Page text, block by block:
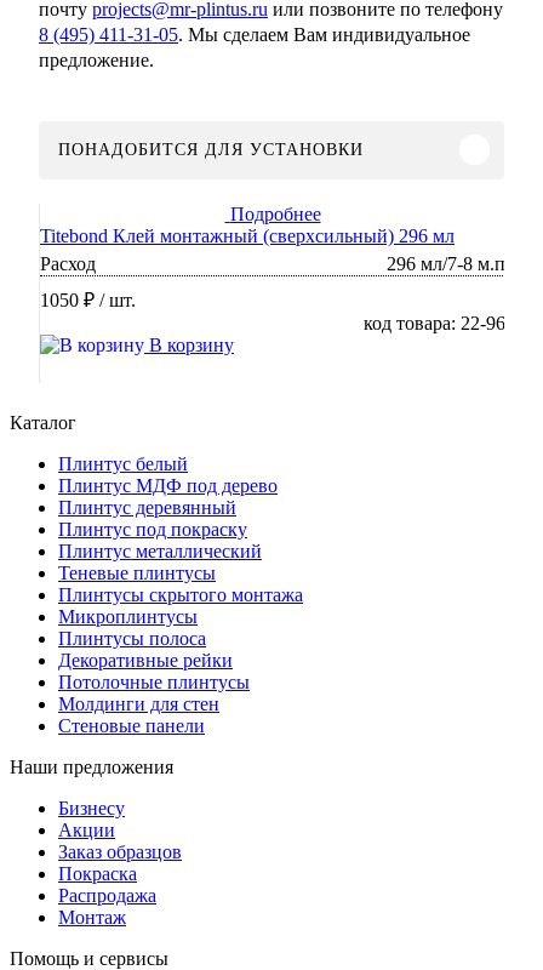
почту projects@mr-plintus.ru или позвоните по телефону
8 (495) 411-31-05. Мы сделаем Вам индивидуальное
предложение.
ПОНАДОБИТСЯ ДЛЯ УСТАНОВКИ
Подробнее
Titebond Клей монтажный (сверхсильный) 296 мл
Расход
296 мл/7-8 м.п
1050 ₽ / шт.
код товара: 22-96
В корзину
Каталог
Плинтус белый
Плинтус МДФ под дерево
Плинтус деревянный
Плинтус под покраску
Плинтус металлический
Теневые плинтусы
Плинтусы скрытого монтажа
Микроплинтусы
Плинтусы полоса
Декоративные рейки
Потолочные плинтусы
Молдинги для стен
Стеновые панели
Наши предложения
Бизнесу
Акции
Заказ образцов
Покраска
Распродажа
Монтаж
Помощь и сервисы